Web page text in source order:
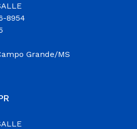
8954
Grande/MS